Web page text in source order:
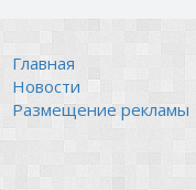
Главная
Новости
Размещение рекламы